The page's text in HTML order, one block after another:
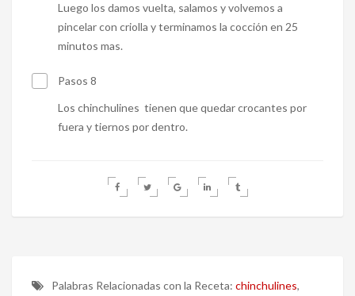
Luego los damos vuelta, salamos y volvemos a
pincelar con criolla y terminamos la cocción en 25
minutos mas.
Pasos 8
Los chinchulines tienen que quedar crocantes por
fuera y tiernos por dentro.
Palabras Relacionadas con la Receta: chinchulines,